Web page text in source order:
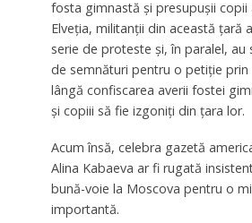
fosta gimnastă și presupușii copii
Elveția, militanții din această țară
serie de proteste și, în paralel, au
de semnături pentru o petiție prin
lângă confiscarea averii fostei
și copiii să fie izgoniți din țara lor.
Acum însă, celebra gazetă
Alina Kabaeva ar fi rugată
bună-voie la Moscova pentru o
importantă.